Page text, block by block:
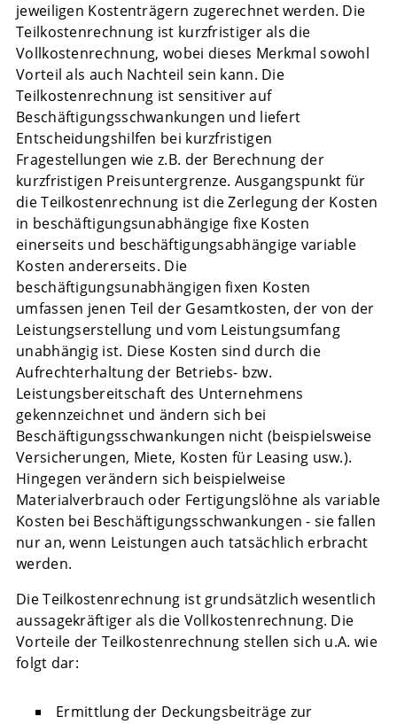
jeweiligen Kostenträgern zugerechnet werden. Die
Teilkostenrechnung ist kurzfristiger als die
Vollkostenrechnung, wobei dieses Merkmal sowohl
Vorteil als auch Nachteil sein kann. Die
Teilkostenrechnung ist sensitiver auf
Beschäftigungsschwankungen und liefert
Entscheidungshilfen bei kurzfristigen
Fragestellungen wie z.B. der Berechnung der
kurzfristigen Preisuntergrenze. Ausgangspunkt für
die Teilkostenrechnung ist die Zerlegung der Kosten
in beschäftigungsunabhängige fixe Kosten
einerseits und beschäftigungsabhängige variable
Kosten andererseits. Die
beschäftigungsunabhängigen fixen Kosten
umfassen jenen Teil der Gesamtkosten, der von der
Leistungserstellung und vom Leistungsumfang
unabhängig ist. Diese Kosten sind durch die
Aufrechterhaltung der Betriebs- bzw.
Leistungsbereitschaft des Unternehmens
gekennzeichnet und ändern sich bei
Beschäftigungsschwankungen nicht (beispielsweise
Versicherungen, Miete, Kosten für Leasing usw.).
Hingegen verändern sich beispielweise
Materialverbrauch oder Fertigungslöhne als variable
Kosten bei Beschäftigungsschwankungen - sie fallen
nur an, wenn Leistungen auch tatsächlich erbracht
werden.
Die Teilkostenrechnung ist grundsätzlich wesentlich
aussagekräftiger als die Vollkostenrechnung. Die
Vorteile der Teilkostenrechnung stellen sich u.A. wie
folgt dar:
Ermittlung der Deckungsbeiträge zur